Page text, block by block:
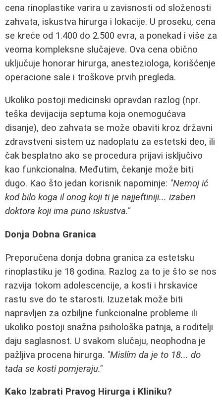
cena rinoplastike varira u zavisnosti od složenosti
zahvata, iskustva hirurga i lokacije. U proseku, cena
se kreće od 1.400 do 2.500 evra, a ponekad i više za
veoma kompleksne slučajeve. Ova cena obično
uključuje honorar hirurga, anesteziologa, korišćenje
operacione sale i troškove prvih pregleda.
Ukoliko postoji medicinski opravdan razlog (npr.
teška devijacija septuma koja onemogućava
disanje), deo zahvata se može obaviti kroz državni
zdravstveni sistem uz nadoplatu za estetski deo, ili
čak besplatno ako se procedura prijavi isključivo
kao funkcionalna. Međutim, čekanje može biti
dugo. Kao što jedan korisnik napominje: "Nemoj ić
kod bilo koga il onog koji ti je najjeftiniji... izaberi
doktora koji ima puno iskustva."
Donja Dobna Granica
Preporučena donja dobna granica za estetsku
rinoplastiku je 18 godina. Razlog za to je što se nos
razvija tokom adolescencije, a kosti i hrskavice
rastu sve do te starosti. Izuzetak može biti
napravljen za ozbiljne funkcionalne probleme ili
ukoliko postoji snažna psihološka patnja, a roditelji
daju saglasnost. U svakom slučaju, neophodna je
pažljiva procena hirurga. "Mislím da je to 18... do
tada se kosti pomjeraju."
Kako Izabrati Pravog Hirurga i Kliniku?